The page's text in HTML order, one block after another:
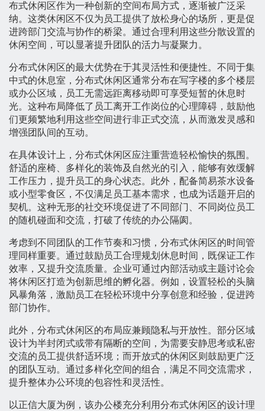
布式休闲区作为一种创新的空间布局方式，逐渐被广泛采
纳。这类休闲区不仅为员工提供了放松身心的场所，更是促
进跨部门交流与协作的桥梁。通过合理利用这些分散设置的
休闲空间，可以显著提升团队的活力与凝聚力。
分布式休闲区的最大优势在于其灵活性和便捷性。不同于集
中式的休息室，分布式休闲区通常分布在写字楼的多个楼层
或办公区域，员工无需远距离移动即可享受短暂的休息时
光。这种布局降低了员工离开工作岗位的心理障碍，鼓励他
们更频繁地利用这些空间进行非正式交流，从而激发灵感和
增强团队间的互动。
在具体设计上，分布式休闲区应注重营造轻松愉快的氛围。
舒适的座椅、多样化的装饰及自然光的引入，能够有效缓解
工作压力，提升员工的身心状态。此外，配备简易茶水设备
或小型零食区，不仅满足员工基本需求，也成为话题开启的
契机。这种无形的社交环境促进了不同部门、不同岗位员工
的随机碰面和交流，打破了传统的办公隔阂。
考虑到不同团队的工作节奏和习惯，分布式休闲区的时间管
理同样重要。通过鼓励员工合理规划休息时间，既保证工作
效率，又提升交流质量。企业可通过内部活动或主题讨论会
将休闲区打造为创新思维的孵化器。例如，设置轻松的头脑
风暴角落，激励员工在轻松环境中分享创意和经验，促进跨
部门协作。
此外，分布式休闲区的布局应兼顾隐私与开放性。部分区域
设计为半封闭式或带有隔断的空间，为需要安静思考或私密
交流的员工提供舒适环境；而开放式的休闲区则鼓励更广泛
的团队互动。通过多样化空间的组合，满足不同交流需求，
提升整体办公环境的包容性和灵活性。
以正信大厦为例，该办公楼充分利用分布式休闲区的设计理